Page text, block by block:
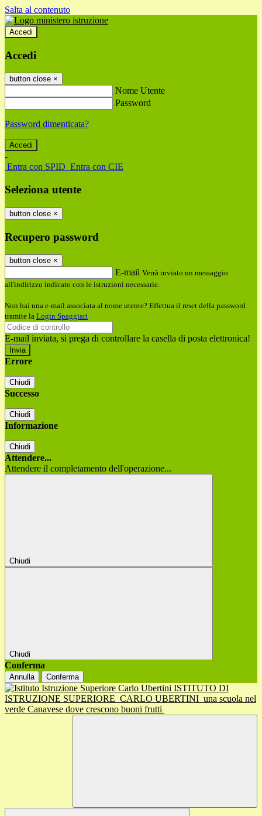
Salta al contenuto
Accedi
Accedi
button close ×
Nome Utente
Password
Password dimenticata?
-
Entra con SPID Entra con CIE
Seleziona utente
button close ×
Recupero password
button close ×
E-mail Verrà inviato un messaggio
all'indirizzo indicato con le istruzioni necessarie.
Non hai una e-mail associata al nome utente? Effettua il reset della password
tramite la Login Spaggiari
E-mail inviata, si prega di controllare la casella di posta elettronica!
Errore
Chiudi
Successo
Chiudi
Informazione
Chiudi
Attendere...
Attendere il completamento dell'operazione...
Chiudi
Chiudi
Conferma
Annulla Conferma
ISTITUTO DI
ISTRUZIONE SUPERIORE CARLO UBERTINI una scuola nel
verde Canavese dove crescono buoni frutti